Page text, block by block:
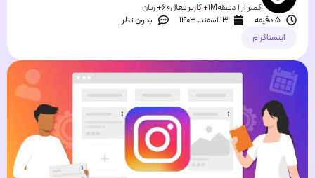
کمتر از 1 دقیقه 1M+ کاربر فعال
60+ زبان
5 دقیقه
۱۳ اسفند, ۱۴۰۳
بدون نظر
اینستاگرام